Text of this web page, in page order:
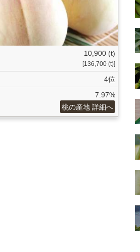
10,900 (t)
[136,700 (t)]
4位
7.97%
桃の産地 詳細へ